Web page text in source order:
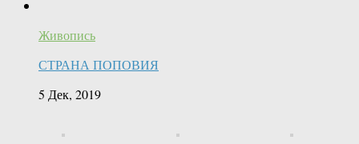
Живопись
СТРАНА ПОПОВИЯ
5 Дек, 2019